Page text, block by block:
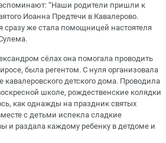
“Наши родители пришли к
Иоанна Предтечи в Кавалерово.
сразу же стала помощницей настоятеля
сёлах она помогала проводить
была регентом. С нуля организовала
кавалеровского детского дома. Проводила
школе, рождественские колядки
как однажды на праздник святых
с детьми испекла сладкие
и раздала каждому ребенку в детдоме и